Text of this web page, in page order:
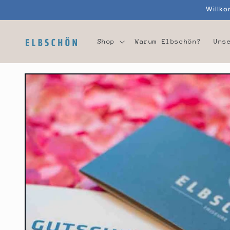
Inhalt
Shop Warum Elbschön?
Produktinformationen